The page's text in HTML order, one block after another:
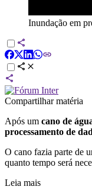
Inundação em
Compartilhar matéria
Após um cano de
processamento de
O cano fazia parte de
quanto tempo será
Leia mais